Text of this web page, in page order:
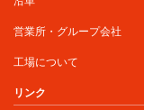
営業所・グループ会社
工場について
リンク